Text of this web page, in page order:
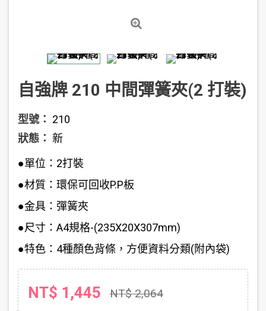
自強牌 210 中間彈簧夾(2 打裝)
型號： 210
狀態： 新
●單位：2打裝
●材質：環保可回收P.P板
●金具：彈簧夾
●尺寸：A4規格-(235X20X307mm)
●特色：4種顏色背條，方便資料分類(附內袋)
NT$ 1,445 NT$ 2,064